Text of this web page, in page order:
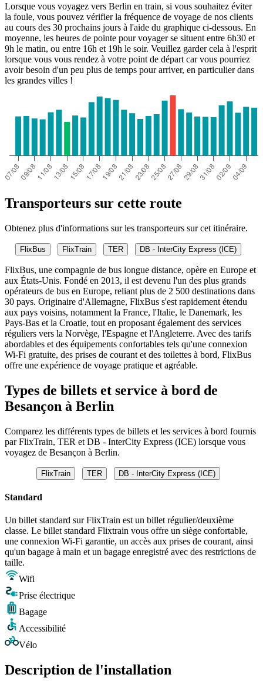
Lorsque vous voyagez vers Berlin en train, si vous souhaitez éviter
la foule, vous pouvez vérifier la fréquence de voyage de nos clients
au cours des 30 prochains jours à l'aide du graphique ci-dessous. En
moyenne, les heures de pointe pour voyager se situent entre 6h30 et
9h le matin, ou entre 16h et 19h le soir. Veuillez garder cela à l'esprit
lorsque vous vous rendez à votre point de départ car vous pourriez
avoir besoin d'un peu plus de temps pour arriver, en particulier dans
les grandes villes !
Transporteurs sur cette route
Obtenez plus d'informations sur les transporteurs sur cet itinéraire.
FlixBus FlixTrain TER DB - InterCity Express (ICE)
FlixBus, une compagnie de bus longue distance, opère en Europe et
aux États-Unis. Fondé en 2013, il est devenu l'un des plus grands
opérateurs de bus en Europe, reliant plus de 2 500 destinations dans
30 pays. Originaire d'Allemagne, FlixBus s'est rapidement étendu
aux pays voisins, notamment la France, l'Italie, le Danemark, les
Pays-Bas et la Croatie, tout en proposant également des services
réguliers vers la Norvège, l'Espagne et l'Angleterre. Avec des tarifs
abordables et des équipements confortables tels qu'une connexion
Wi-Fi gratuite, des prises de courant et des toilettes à bord, FlixBus
offre une expérience de voyage pratique et agréable.
Types de billets et service à bord de
Besançon à Berlin
Comparez les différents types de billets et les services à bord fournis
par FlixTrain, TER et DB - InterCity Express (ICE) lorsque vous
voyagez de Besançon à Berlin.
FlixTrain TER DB - InterCity Express (ICE)
Standard
Un billet standard sur FlixTrain est un billet régulier/deuxième
classe. Le billet standard Flixtrain vous offre un siège confortable,
une connexion Wi-Fi garantie, un accès aux prises de courant, ainsi
qu'un bagage à main et un bagage enregistré avec des restrictions de
taille.
Wifi
Prise électrique
Bagage
Accessibilité
Vélo
Description de l'installation